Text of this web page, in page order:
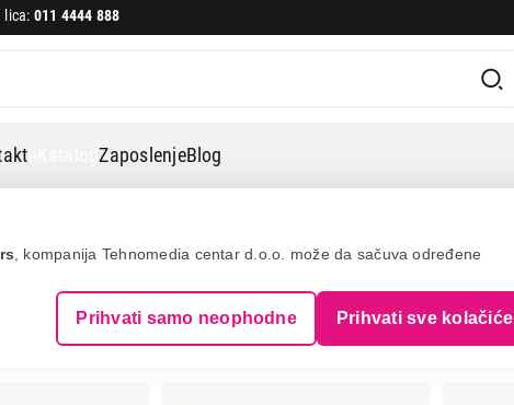
, kompanija Tehnomedia centar d.o.o. može da sačuva određene
Prihvati samo neophodne Prihvati sve kolačiće
lica: 011 4444 888
eKatalogZaposlenjeBlog